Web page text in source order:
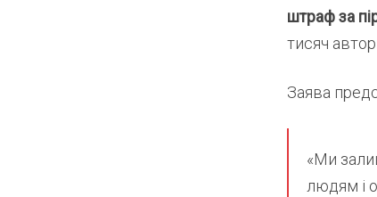
штраф за
тисяч
Заява
«Ми
людям і